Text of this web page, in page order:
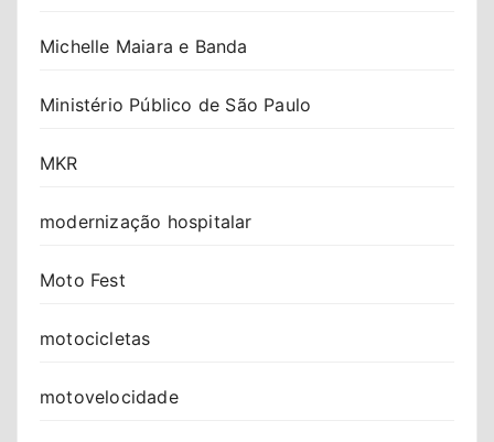
Michelle Maiara e Banda
Ministério Público de São Paulo
MKR
modernização hospitalar
Moto Fest
motocicletas
motovelocidade